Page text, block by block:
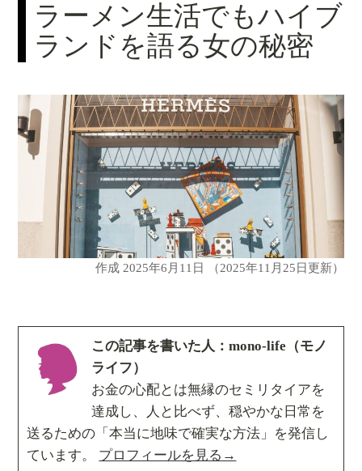
ラーメン生活でもハイブ
ランドを語る女の秘密
作成2025年6月11日 （2025年11月25日更新）
この記事を書いた人：mono-life（モノ
ライフ）
お金の心配とは無縁のセミリタイアを
達成し、人と比べず、穏やかな日常を
送るための「本当に地味で確実な方法」を発信し
ています。 プロフィールを見る→